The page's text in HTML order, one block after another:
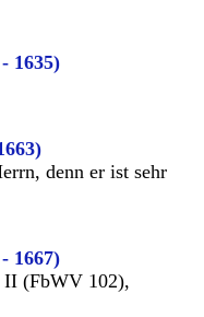
1635)
denn er ist sehr
1667)
II (FbWV 102),